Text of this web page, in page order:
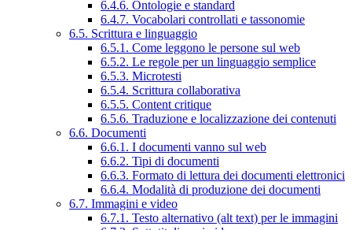
6.4.6. Ontologie e standard
6.4.7. Vocabolari controllati e tassonomie
6.5. Scrittura e linguaggio
6.5.1. Come leggono le persone sul web
6.5.2. Le regole per un linguaggio semplice
6.5.3. Microtesti
6.5.4. Scrittura collaborativa
6.5.5. Content critique
6.5.6. Traduzione e localizzazione dei contenuti
6.6. Documenti
6.6.1. I documenti vanno sul web
6.6.2. Tipi di documenti
6.6.3. Formato di lettura dei documenti elettronici
6.6.4. Modalità di produzione dei documenti
6.7. Immagini e video
6.7.1. Testo alternativo (alt text) per le immagini